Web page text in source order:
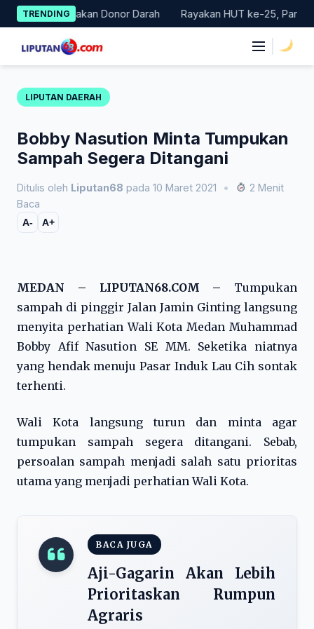
Skip
to
content
TRENDING
Gerakan Donor Darah Rayakan HUT ke-25, Partai
LIPUTAN DAERAH
Bobby Nasution Minta Tumpukan
Sampah Segera Ditangani
Ditulis oleh Liputan68 pada 10 Maret 2021 •
2 Menit
Baca
A- A+
MEDAN – LIPUTAN68.COM – Tumpukan
sampah di pinggir Jalan Jamin Ginting langsung
menyita perhatian Wali Kota Medan Muhammad
Bobby Afif Nasution SE MM. Seketika niatnya
yang hendak menuju Pasar Induk Lau Cih sontak
terhenti.
Wali Kota langsung turun dan minta agar
tumpukan sampah segera ditangani. Sebab,
persoalan sampah menjadi salah satu prioritas
utama yang menjadi perhatian Wali Kota.
BACA JUGA
Aji-Gagarin Akan Lebih
Prioritaskan Rumpun
Agraris